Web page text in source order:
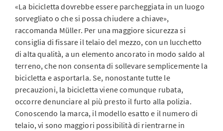
«La bicicletta dovrebbe essere parcheggiata in un luogo
sorvegliato o che si possa chiudere a chiave»,
raccomanda Müller. Per una maggiore sicurezza si
consiglia di fissare il telaio del mezzo, con un lucchetto
di alta qualità, a un elemento ancorato in modo saldo al
terreno, che non consenta di sollevare semplicemente la
bicicletta e asportarla. Se, nonostante tutte le
precauzioni, la bicicletta viene comunque rubata,
occorre denunciare al più presto il furto alla polizia.
Conoscendo la marca, il modello esatto e il numero di
telaio, vi sono maggiori possibilità di rientrarne in